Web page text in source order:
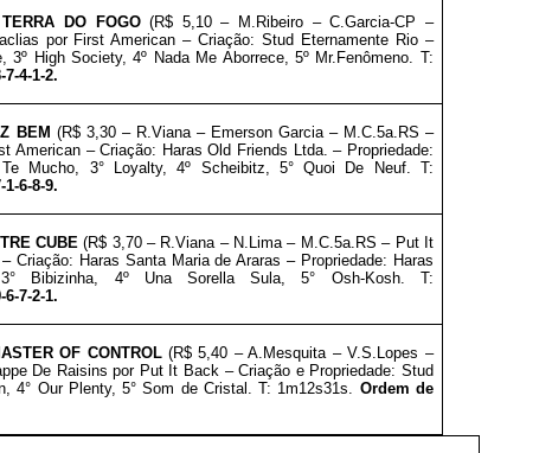
TERRA DO FOGO (R$ 5,10 – M.Ribeiro – C.Garcia-CP –
por First American – Criação: Stud Eternamente Rio–
3º High Society, 4º Nada Me Aborrece, 5º Mr.Fenômeno. T:
4-1-2.
BEM (R$ 3,30 – R.Viana – Emerson Garcia – M.C.5a.RS –
American – Criação: Haras Old Friends Ltda. – Propriedade:
Mucho, 3° Loyalty, 4º Scheibitz, 5° Quoi De Neuf. T:
6-8-9.
CUBE(R$ 3,70 – R.Viana – N.Lima – M.C.5a.RS – Put It
Criação: Haras Santa Maria de Araras – Propriedade: Haras
Bibizinha, 4º Una Sorella Sula, 5° Osh-Kosh. T:
7-2-1.
OF CONTROL (R$ 5,40 – A.Mesquita – V.S.Lopes –
De Raisins por Put It Back – Criação e Propriedade: Stud
4° Our Plenty, 5° Som de Cristal. T: 1m12s31s. Ordem de